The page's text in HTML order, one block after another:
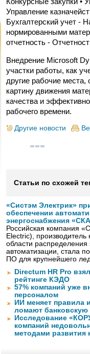
Управление
Бухгалтерский учет -
нормированными
отчетность -
Внедрение Microsoft
участки работы, как
другие рабочие
картину движения
качества и
рабочего времени.
Другие новости
Статьи по схожей
«Систэм Электрик»
обеспечении
энергоснабжения
Российская компания
Electric),
области распределения
автоматизации, стала
ПО для крупнейшего
Directum HR Pro
рейтинге КЭДО
57% компаний уже
персоналом
ИИ меняет правила
ломают
Исследование
компаний
методами развития